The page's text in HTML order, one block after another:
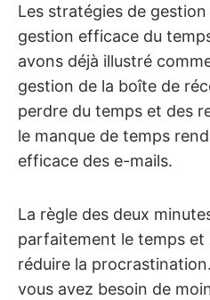
Les stratégies de
gestion efficace du
avons déjà illustré
gestion de la boîte de
perdre du temps et des
le manque de temps
efficace des e-mails.
La règle des deux
parfaitement le temps
réduire la
vous avez besoin de